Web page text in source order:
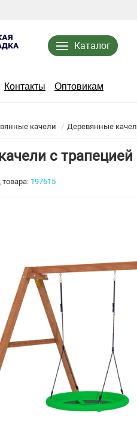
Каталог
Контакты Оптовикам
качели Деревянные
с
товара: 197615